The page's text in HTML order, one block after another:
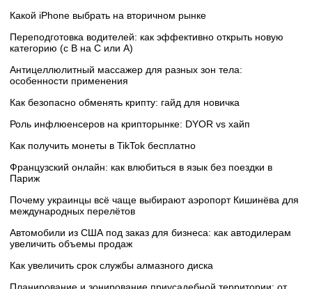
Какой iPhone выбрать на вторичном рынке
Переподготовка водителей: как эффективно открыть новую
категорию (с B на C или А)
Антицеллюлитный массажер для разных зон тела:
особенности применения
Как безопасно обменять крипту: гайд для новичка
Роль инфлюенсеров на крипторынке: DYOR vs хайп
Как получить монеты в TikTok бесплатно
Французский онлайн: как влюбиться в язык без поездки в
Париж
Почему украинцы всё чаще выбирают аэропорт Кишинёва для
международных перелётов
Автомобили из США под заказ для бизнеса: как автодилерам
увеличить объемы продаж
Как увеличить срок службы алмазного диска
Планирование и зонирование приусадебной территории: от